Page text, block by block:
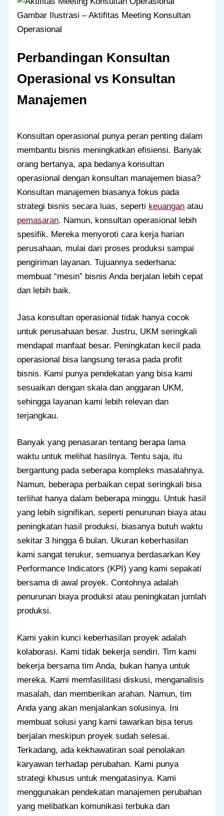
Gambar Ilustrasi – Aktifitas Meeting Konsultan
Operasional
Perbandingan Konsultan
Operasional vs Konsultan
Manajemen
Konsultan operasional punya peran penting dalam
membantu bisnis meningkatkan efisiensi. Banyak
orang bertanya, apa bedanya konsultan
operasional dengan konsultan manajemen biasa?
Konsultan manajemen biasanya fokus pada
strategi bisnis secara luas, seperti keuangan atau
pemasaran. Namun, konsultan operasional lebih
spesifik. Mereka menyoroti cara kerja harian
perusahaan, mulai dari proses produksi sampai
pengiriman layanan. Tujuannya sederhana:
membuat “mesin” bisnis Anda berjalan lebih cepat
dan lebih baik.
Jasa konsultan operasional tidak hanya cocok
untuk perusahaan besar. Justru, UKM seringkali
mendapat manfaat besar. Peningkatan kecil pada
operasional bisa langsung terasa pada profit
bisnis. Kami punya pendekatan yang bisa kami
sesuaikan dengan skala dan anggaran UKM,
sehingga layanan kami lebih relevan dan
terjangkau.
Banyak yang penasaran tentang berapa lama
waktu untuk melihat hasilnya. Tentu saja, itu
bergantung pada seberapa kompleks masalahnya.
Namun, beberapa perbaikan cepat seringkali bisa
terlihat hanya dalam beberapa minggu. Untuk hasil
yang lebih signifikan, seperti penurunan biaya atau
peningkatan hasil produksi, biasanya butuh waktu
sekitar 3 hingga 6 bulan. Ukuran keberhasilan
kami sangat terukur, semuanya berdasarkan Key
Performance Indicators (KPI) yang kami sepakati
bersama di awal proyek. Contohnya adalah
penurunan biaya produksi atau peningkatan jumlah
produksi.
Kami yakin kunci keberhasilan proyek adalah
kolaborasi. Kami tidak bekerja sendiri. Tim kami
bekerja bersama tim Anda, bukan hanya untuk
mereka. Kami memfasilitasi diskusi, menganalisis
masalah, dan memberikan arahan. Namun, tim
Anda yang akan menjalankan solusinya. Ini
membuat solusi yang kami tawarkan bisa terus
berjalan meskipun proyek sudah selesai.
Terkadang, ada kekhawatiran soal penolakan
karyawan terhadap perubahan. Kami punya
strategi khusus untuk mengatasinya. Kami
menggunakan pendekatan manajemen perubahan
yang melibatkan komunikasi terbuka dan